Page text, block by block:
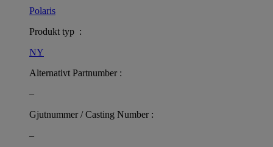
Polaris
Produkt typ :
NY
Alternativt Partnumber :
–
Gjutnummer / Casting Number :
–